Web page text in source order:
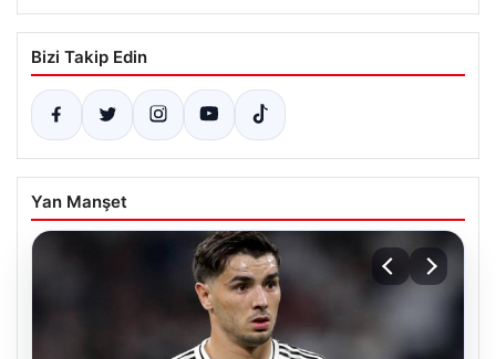
Bizi Takip Edin
Yan Manşet